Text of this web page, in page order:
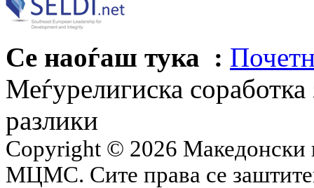
Се наоѓаш тука :
Меѓурелигиска
разлики
Copyright © 2026 Македонски
МЦМС. Сите права се